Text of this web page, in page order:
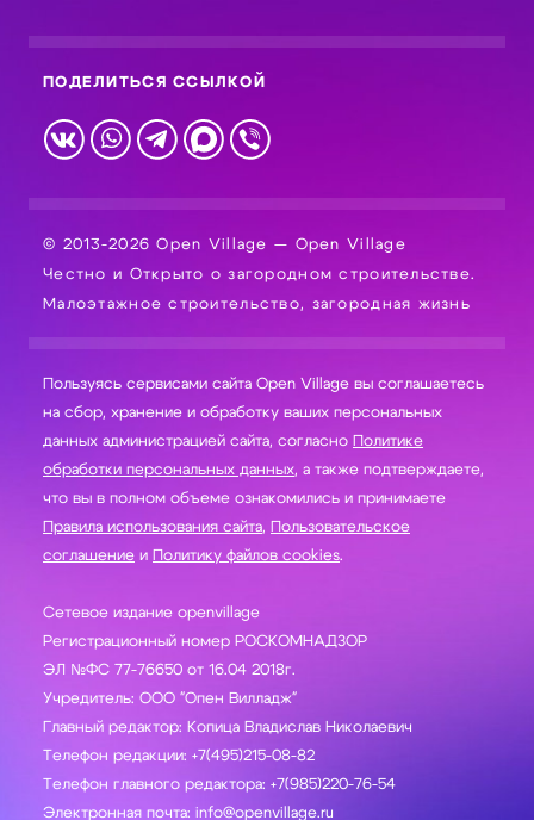
ПОДЕЛИТЬСЯ ССЫЛКОЙ
© 2013-2026 Open Village — Open Village
Честно и Открыто о загородном строительстве.
Малоэтажное строительство, загородная жизнь
Пользуясь сервисами сайта Open Village вы соглашаетесь
на сбор, хранение и обработку ваших персональных
данных администрацией сайта, согласно Политике
обработки персональных данных, а также подтверждаете,
что вы в полном объеме ознакомились и принимаете
Правила использования сайта, Пользовательское
соглашение и Политику файлов cookies.
Сетевое издание openvillage
Регистрационный номер РОСКОМНАДЗОР
ЭЛ №ФС 77-76650 от 16.04 2018г.
Учредитель: ООО "Опен Вилладж"
Главный редактор: Копица Владислав Николаевич
Телефон редакции: +7(495)215-08-82
Телефон главного редактора: +7(985)220-76-54
Электронная почта: info@openvillage.ru